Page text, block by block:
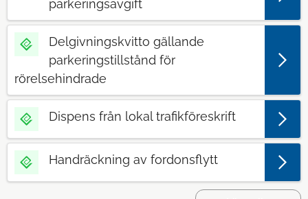
parkeringsavgift
Delgivningskvitto gällande
parkeringstillstånd för
rörelsehindrade
Dispens från lokal trafikföreskrift
Handräckning av fordonsflytt